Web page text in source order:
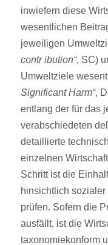
inwiefern diese
wesentlichen
jeweiligen
contr ibution“, SC)
Umweltziele
Significant Harm“,
entlang der für das
verabschiedeten
detaillierte
einzelnen
Schritt ist die
hinsichtlich
prüfen. Sofern die
ausfällt, ist die
taxonomiekonform